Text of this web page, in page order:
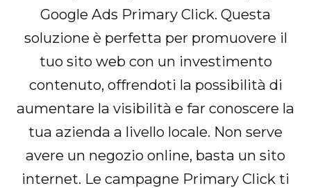
Google Ads Primary Click. Questa
soluzione è perfetta per promuovere il
tuo sito web con un investimento
contenuto, offrendoti la possibilità di
aumentare la visibilità e far conoscere la
tua azienda a livello locale. Non serve
avere un negozio online, basta un sito
internet. Le campagne Primary Click ti